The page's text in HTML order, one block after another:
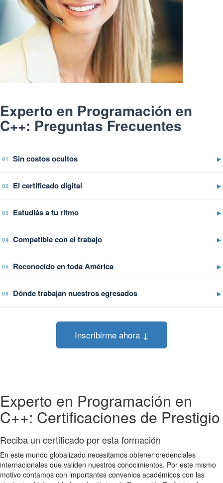
Experto en Programación en
C++: Preguntas Frecuentes
01 Sin costos ocultos ▶
02 El certificado digital ▶
03 Estudiás a tu ritmo ▶
04 Compatible con el trabajo ▶
05 Reconocido en toda América ▶
06 Dónde trabajan nuestros egresados ▶
Inscribirme ahora ↓
Experto en Programación en
C++: Certificaciones de Prestigio
Reciba un certificado por esta formación
En este mundo globalizado necesitamos obtener credenciales
internacionales que validen nuestros conocimientos. Por este mismo
motivo contamos con importantes convenios académicos con las